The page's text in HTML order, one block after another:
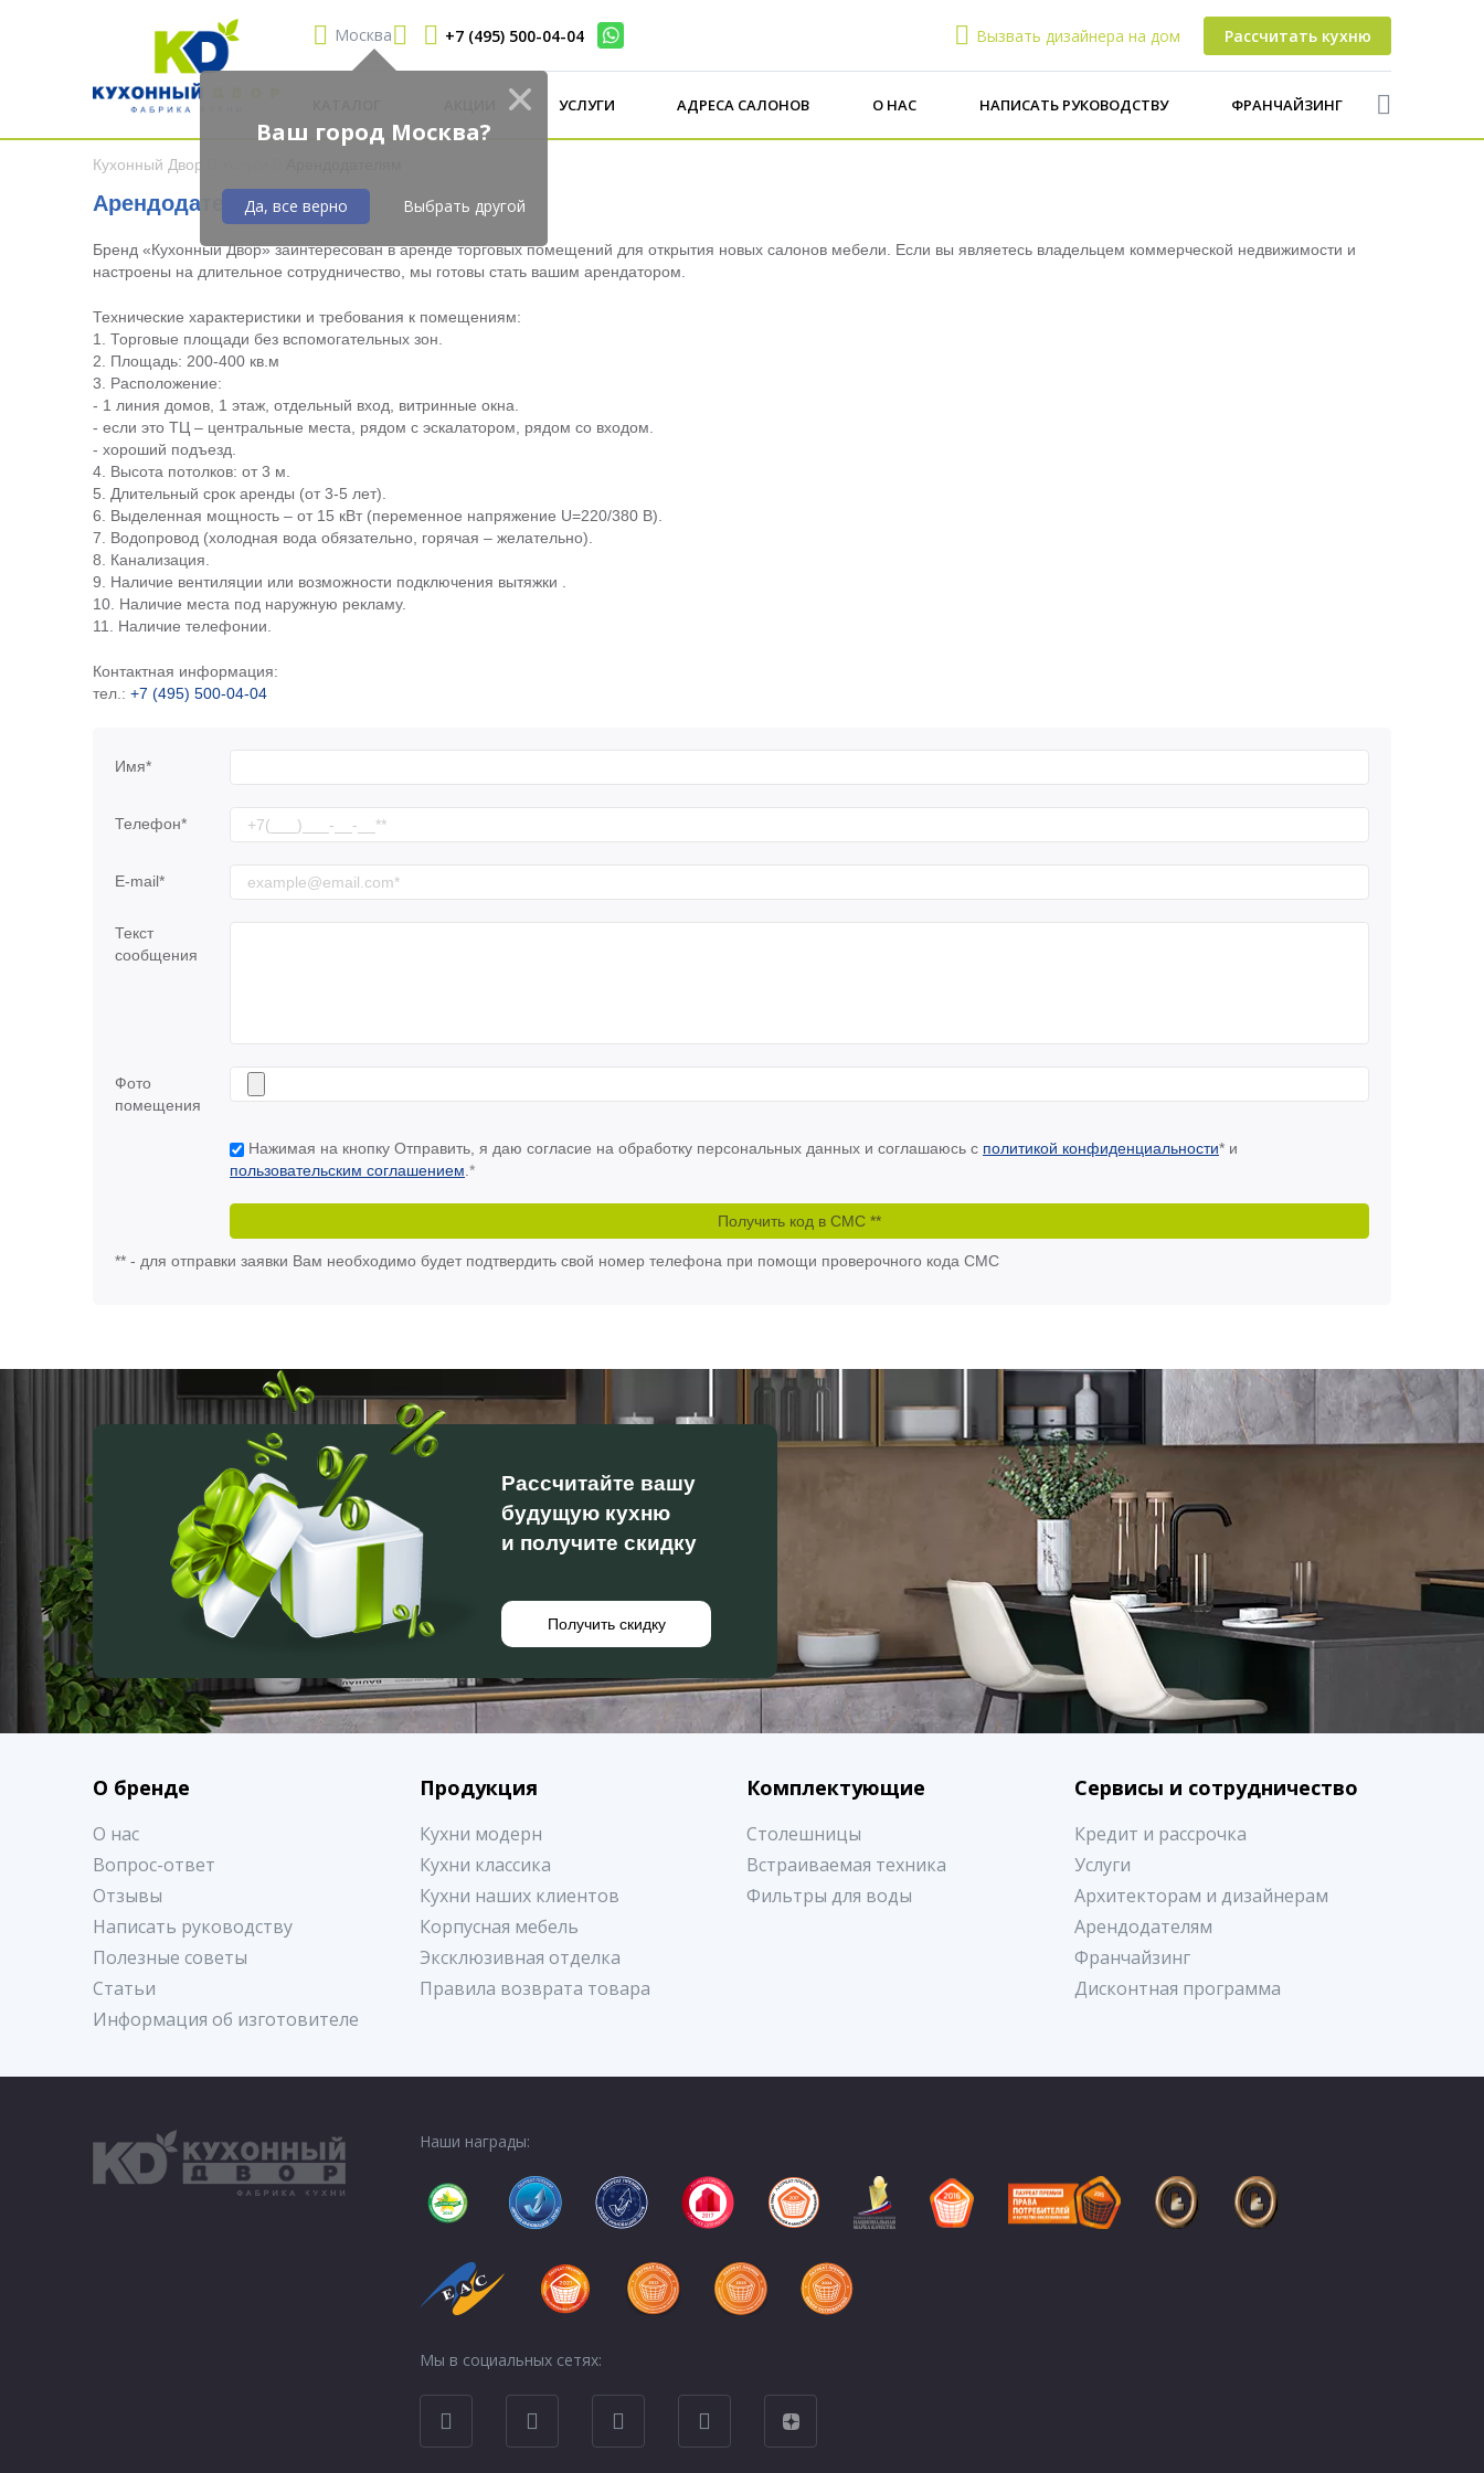
Москва
Ваш город Москва?
Да, все верно Выбрать другой
+7 (495) 500-04-04 Вызвать дизайнера на дом Рассчитать кухню
УСЛУГИ АДРЕСА САЛОНОВ О НАС НАПИСАТЬ РУКОВОДСТВУ ФРАНЧАЙЗИНГ
Кухонный Двор
Арендодателям
Бренд «Кухонный Двор» заинтересован в аренде торговых помещений для открытия новых салонов мебели. Если вы являетесь владельцем коммерческой недвижимости и
настроены на длительное сотрудничество, мы готовы стать вашим арендатором.
Технические характеристики и требования к помещениям:
1. Торговые площади без вспомогательных зон.
2. Площадь: 200-400 кв.м
3. Расположение:
- 1 линия домов, 1 этаж, отдельный вход, витринные окна.
- если это ТЦ – центральные места, рядом с эскалатором, рядом со входом.
- хороший подъезд.
4. Высота потолков: от 3 м.
5. Длительный срок аренды (от 3-5 лет).
6. Выделенная мощность – от 15 кВт (переменное напряжение U=220/380 В).
7. Водопровод (холодная вода обязательно, горячая – желательно).
8. Канализация.
9. Наличие вентиляции или возможности подключения вытяжки .
10. Наличие места под наружную рекламу.
11. Наличие телефонии.
Контактная информация:
тел.: +7 (495) 500-04-04
Имя*
Телефон*
E-mail*
Текст
сообщения
Фото
помещения
Нажимая на кнопку Отправить, я даю согласие на обработку персональных данных и соглашаюсь с политикой конфиденциальности* и
пользовательским соглашением *
** - для отправки заявки Вам необходимо будет подтвердить свой номер телефона при помощи проверочного кода СМС
Рассчитайте вашу
будущую кухню
и получите скидку
Получить скидку
О бренде
О нас
Вопрос-ответ
Отзывы
Написать руководству
Полезные советы
Статьи
Информация об изготовителе
Продукция
Кухни модерн
Кухни классика
Кухни наших клиентов
Корпусная мебель
Эксклюзивная отделка
Правила возврата товара
Комплектующие
Столешницы
Встраиваемая техника
Фильтры для воды
Сервисы и сотрудничество
Кредит и рассрочка
Услуги
Архитекторам и дизайнерам
Арендодателям
Франчайзинг
Дисконтная программа
Наши награды:
Мы в социальных сетях: